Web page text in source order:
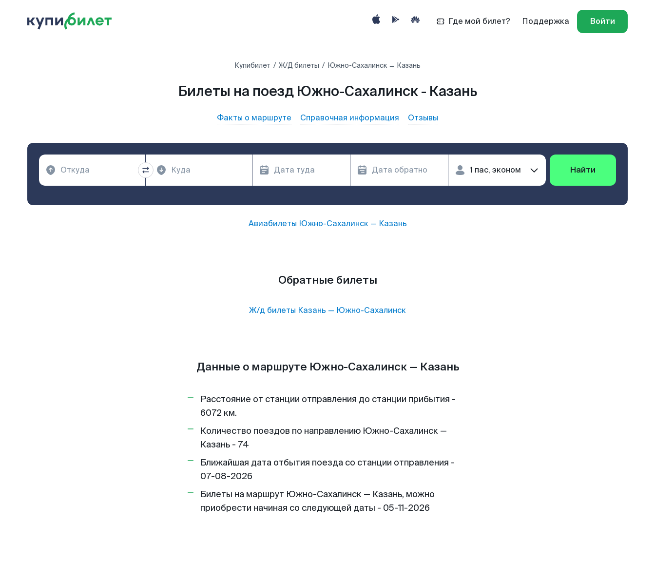
Где мой билет? Поддержка Войти
Купибилет Ж/Д билеты Южно-Сахалинск → Казань
Билеты на поезд Южно-Сахалинск - Казань
Факты о маршруте Справочная информация Отзывы
Найти
Авиабилеты Южно-Сахалинск— Казань
Обратные билеты
Ж/д билеты Казань — Южно-Сахалинск
Данные о маршруте Южно-Сахалинск — Казань
Расстояние от станции отправления до станции прибытия -
6072 км.
Количество поездов по направлению Южно-Сахалинск —
Казань - 74
Ближайшая дата отбытия поезда со станции отправления -
07-08-2026
Билеты на маршрут Южно-Сахалинск — Казань, можно
приобрести начиная со следующей даты - 05-11-2026